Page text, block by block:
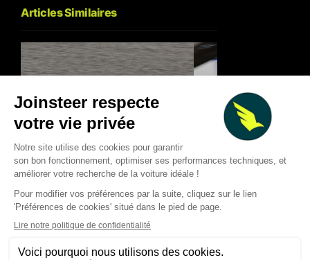
Articles Similaires
Racing Bulls : l’échec de
Barcelone 2024 qui a
déclenché la progression de
2026
Aug 9, 2026
F1 2026 : les
Aug 8, 2026